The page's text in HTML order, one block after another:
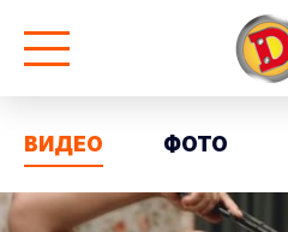
ВИДЕО ФОТО